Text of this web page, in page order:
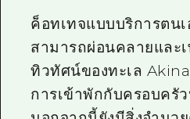
คำถามที่พบบ่
ดาวน์โหลดรูป
ข้อมูลการขน
ค็อทเทจแบบบริการตน
สามารถผ่อนคลายและ
ทิวทัศน์ของทะเล
การเข้าพักกับครอบครั